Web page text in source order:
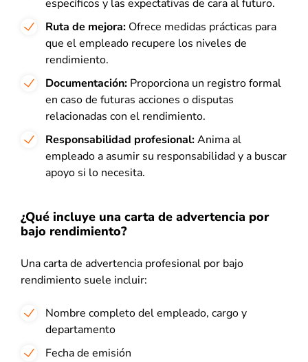
específicos y las expectativas de cara al futuro.
Ruta de mejora: Ofrece medidas prácticas para
que el empleado recupere los niveles de
rendimiento.
Documentación: Proporciona un registro formal
en caso de futuras acciones o disputas
relacionadas con el rendimiento.
Responsabilidad profesional:Anima al
empleado a asumir su responsabilidad y a buscar
apoyo si lo necesita.
¿Qué incluye una carta de advertencia por
bajo rendimiento?
Una carta de advertencia profesional por bajo
rendimiento suele incluir:
Nombre completo del empleado, cargo y
departamento
Fecha de emisión